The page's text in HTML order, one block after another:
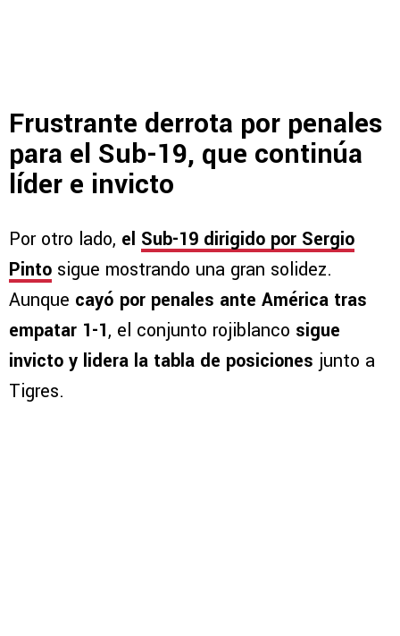
Frustrante derrota por penales
para el Sub-19, que continúa
líder e invicto
Por otro lado, el Sub-19 dirigido por Sergio
Pinto sigue mostrando una gran solidez.
Aunque cayó por penales ante América tras
empatar 1-1, el conjunto rojiblanco sigue
invicto y lidera la tabla de posiciones junto a
Tigres.